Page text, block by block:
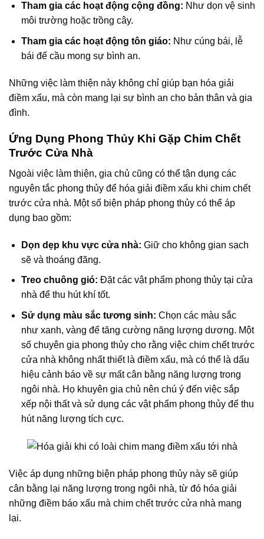
Tham gia các hoạt động cộng đồng: Như dọn vệ sinh
môi trường hoặc trồng cây.
Tham gia các hoạt động tôn giáo: Như cúng bái, lễ
bái để cầu mong sự bình an.
Những việc làm thiện này không chỉ giúp bạn hóa giải
điềm xấu, mà còn mang lại sự bình an cho bản thân và gia
đình.
Ứng Dụng Phong Thủy Khi Gặp Chim Chết
Trước Cửa Nhà
Ngoài việc làm thiện, gia chủ cũng có thể tận dụng các
nguyên tắc phong thủy để hóa giải điềm xấu khi chim chết
trước cửa nhà. Một số biện pháp phong thủy có thể áp
dụng bao gồm:
Dọn dẹp khu vực cửa nhà: Giữ cho không gian sạch
sẽ và thoáng đãng.
Treo chuông gió: Đặt các vật phẩm phong thủy tại cửa
nhà để thu hút khí tốt.
Sử dụng màu sắc tương sinh: Chọn các màu sắc
như xanh, vàng để tăng cường năng lượng dương. Một
số chuyên gia phong thủy cho rằng việc chim chết trước
cửa nhà không nhất thiết là điềm xấu, mà có thể là dấu
hiệu cảnh báo về sự mất cân bằng năng lượng trong
ngôi nhà. Họ khuyên gia chủ nên chú ý đến việc sắp
xếp nội thất và sử dụng các vật phẩm phong thủy để thu
hút năng lượng tích cực.
Việc áp dụng những biện pháp phong thủy này sẽ giúp
cân bằng lại năng lượng trong ngôi nhà, từ đó hóa giải
những điềm báo xấu mà chim chết trước cửa nhà mang
lại.